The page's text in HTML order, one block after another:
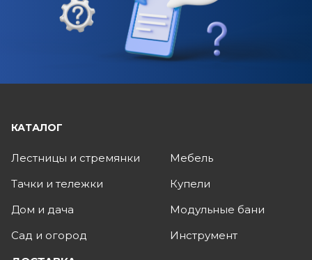
КАТАЛОГ
Лестницы и стремянки
Тачки и тележки
Дом и дача
Сад и огород
Мебель
Купели
Модульные бани
Инструмент